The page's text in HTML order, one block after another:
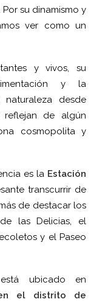
su dinamismo y
ver como un
y vivos, su
y la
desde
reflejan de algún
cosmopolita y
es la Estación
transcurrir de
de destacar los
las Delicias, el
y el Paseo
ubicado en
el distrito de